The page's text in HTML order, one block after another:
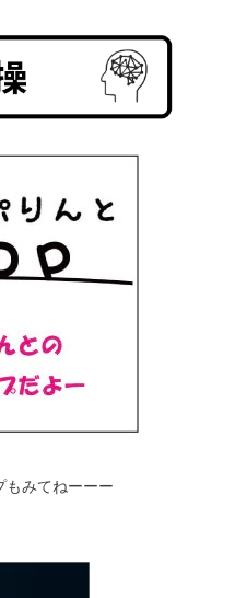
もみてねーーー